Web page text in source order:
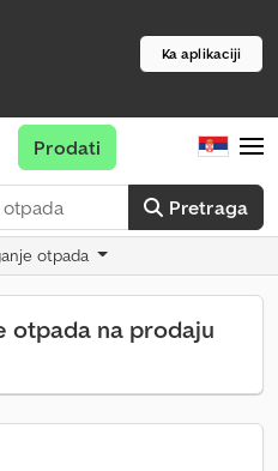
Ka aplikaciji
Pretraga
Prodati
otpada
otpada na prodaju